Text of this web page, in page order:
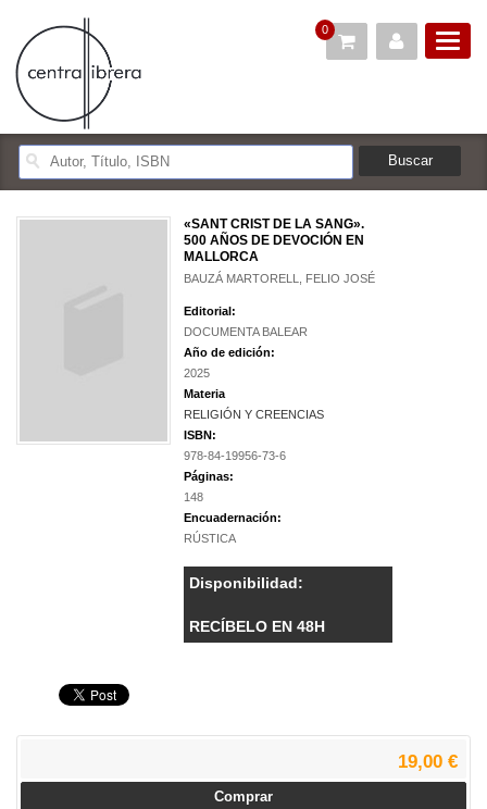
0
«SANT CRIST DE LA SANG».
500 AÑOS DE DEVOCIÓN EN
MALLORCA
BAUZÁ MARTORELL, FELIO JOSÉ
Editorial:
DOCUMENTA BALEAR
Año de edición:
2025
Materia
RELIGIÓN Y CREENCIAS
ISBN:
978-84-19956-73-6
Páginas:
148
Encuadernación:
RÚSTICA
Disponibilidad:
RECÍBELO EN 48H
19,00 €
Comprar